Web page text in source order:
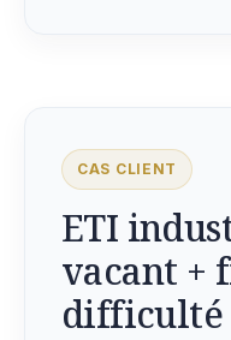
CAS CLIENT
ETI
vacant +
difficulté